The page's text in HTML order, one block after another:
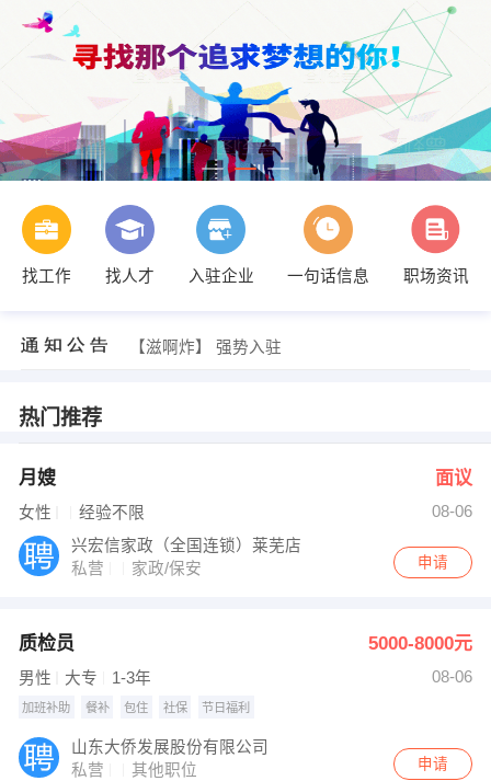
找工作 找人才 入驻企业 一句话信息 职场资讯
发布 [数学老师 ] 招聘信息
【滋啊炸】 强势入驻
【谢金玉】 强势入驻
热门推荐
月嫂 面议
女性 经验不限
08-06
兴宏信家政（全国连锁）莱芜店
私营
家政/保安 申请
质检员 5000-8000元
男性 大专 1-3年 08-06
加班补助 餐补 包住 社保 节日福利
山东大侨发展股份有限公司
私营
其他职位 申请